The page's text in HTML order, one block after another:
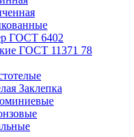
ГОСТ 6402
ГОСТ 11371 78
Заклепка